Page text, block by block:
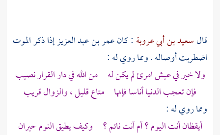
قالسعيد بن أبي عروبة : كانعمر بن عبد العزيزإذا ذكر الموت
اضطربت أوصاله . ومما روي له :
ولا خير في عيش امرئ لم يكن له من الله في دار القرار نصيب
فإن تعجب الدنيا أناسا فإنها متاع قليل ، والزوال قريب
ومما روي له :
أيقظان أنت اليوم ؟ أم أنت نائم ؟ وكيف يطيق النوم حيران